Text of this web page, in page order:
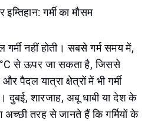
गर्मी का मौसम
गर्मी नहीं होती। सबसे गर्म समय में,
से ऊपर जा सकता है, जिससे
पैदल यात्रा क्षेत्रों में भी गर्मी
दुबई, शारजाह, अबू धाबी या देश के
तरह से जानते हैं कि गर्मियों के